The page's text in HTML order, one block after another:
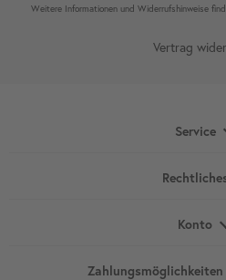
Weitere Infor­mationen und Wider­rufshin­weise
Vertrag
Service
Konto